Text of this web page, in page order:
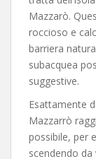
Mazzarò.
roccioso e
barriera
subacquea
suggestive.
Esattamente
Mazzarrò
possibile, per
scendendo